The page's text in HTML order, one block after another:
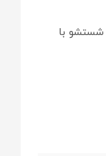
شستشو با